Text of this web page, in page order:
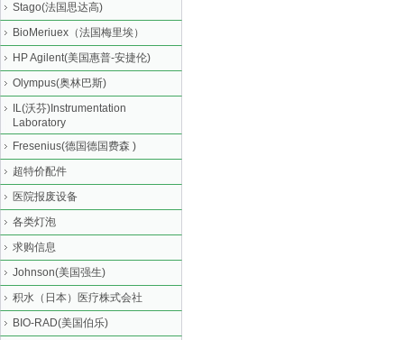
Stago(法国思达高)
BioMeriuex（法国梅里埃）
HP Agilent(美国惠普-安捷伦)
Olympus(奥林巴斯)
IL(沃芬)Instrumentation
Laboratory
Fresenius(德国德国费森 )
超特价配件
医院报废设备
各类灯泡
求购信息
Johnson(美国强生)
积水（日本）医疗株式会社
BIO-RAD(美国伯乐)